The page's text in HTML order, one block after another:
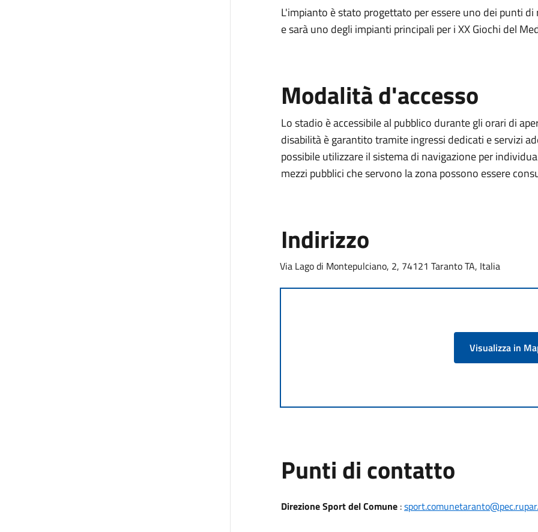
L'impianto è stato progettato per essere uno dei punti
e sarà uno degli impianti principali per i XX Giochi del
Modalità d'accesso
Lo stadio è accessibile al pubblico durante gli orari di
disabilità è garantito tramite ingressi dedicati e servizi
possibile utilizzare il sistema di navigazione per
mezzi pubblici che servono la zona possono essere
Indirizzo
Via Lago di Montepulciano, 2, 74121 Taranto TA, Italia
Visualizza in
Punti di contatto
Direzione Sport del Comune: